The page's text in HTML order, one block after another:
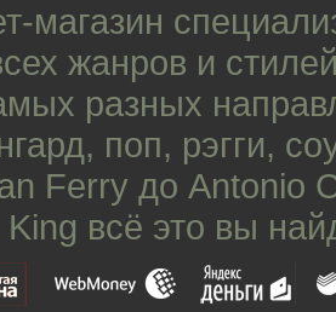
магазин
жанров и
разных
, поп, рэгги,
Ferry до Antonio
всё это вы